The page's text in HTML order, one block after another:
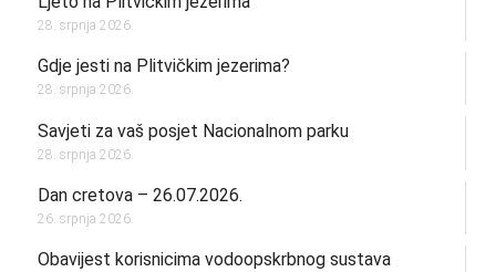
28. srpnja 2026.
Gdje jesti na Plitvičkim jezerima?
28. srpnja 2026.
Savjeti za vaš posjet Nacionalnom parku
28. srpnja 2026.
Dan cretova – 26.07.2026.
26. srpnja 2026.
Obavijest korisnicima vodoopskrbnog sustava